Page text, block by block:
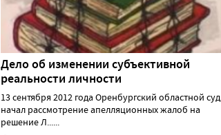
Дело об изменении субъективной
реальности личности
13 сентября 2012 года Оренбургский областной суд
начал рассмотрение апелляционных жалоб на
решение Л......